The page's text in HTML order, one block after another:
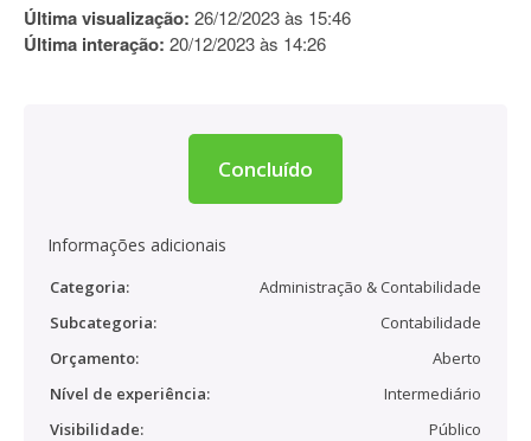
Última visualização: 26/12/2023 às 15:46
Última interação: 20/12/2023 às 14:26
Concluído
Informações adicionais
Categoria:
Administração & Contabilidade
Subcategoria:
Contabilidade
Orçamento:
Aberto
Nível de experiência:
Intermediário
Visibilidade:
Público